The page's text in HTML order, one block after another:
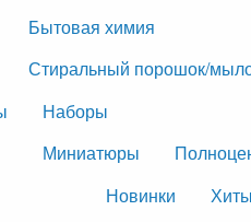
Бытовая химия
Стиральный порошок/
Наборы
Миниатюры
Новинки